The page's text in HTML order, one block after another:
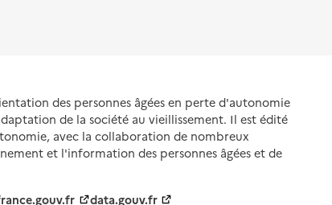
des personnes âgées en perte d'autonomie
de la société au vieillissement. Il est édité
avec la collaboration de nombreux
et l'information des personnes âgées et de
data.gouv.fr